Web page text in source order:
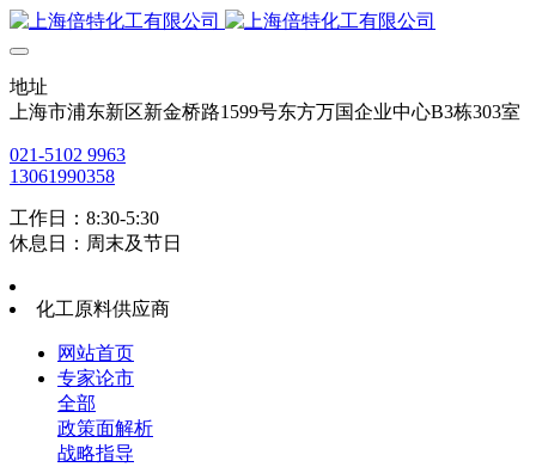
地址
上海市浦东新区新金桥路1599号东方万国企业中心B3栋303室
021-5102 9963
13061990358
工作日：8:30-5:30
休息日：周末及节日
化工原料供应商
网站首页
专家论市
全部
政策面解析
战略指导